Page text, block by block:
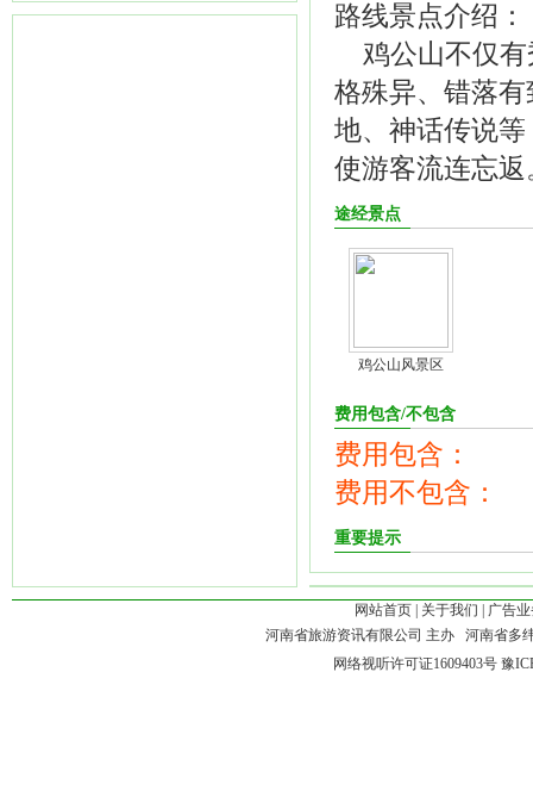
路线景点介绍：
鸡公山不仅有
格殊异、错落
地、神话传说
使游客流连忘返
途经景点
鸡公山风景区
费用包含/不包含
费用包含：
费用不包含：
重要提示
网站首页 关于我们
广告
河南省旅游资讯有限公司 主办 河南省多
网络视听许可证1609403号豫